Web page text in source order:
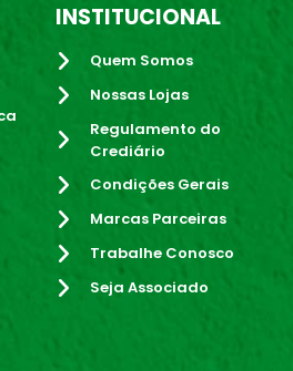
INSTITUCIONAL
Quem Somos
Nossas Lojas
Regulamento do
Crediário
Condições Gerais
Marcas Parceiras
Trabalhe Conosco
Seja Associado